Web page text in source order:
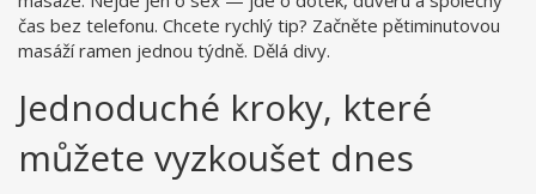
čas bez telefonu. Chcete rychlý tip? Začněte pětiminutovou
masáží ramen jednou týdně. Dělá divy.
Jednoduché kroky, které
můžete vyzkoušet dnes